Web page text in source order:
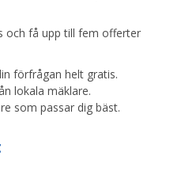
och få upp till fem offerter
förfrågan helt gratis.
lokala mäklare.
som passar dig bäst.